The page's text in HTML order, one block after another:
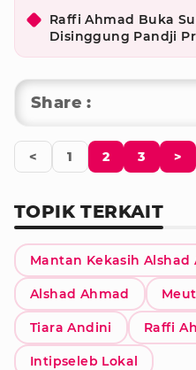
Raffi Ahmad Buka
Disinggung Pandji
Share :
< 1 2 3 >
TOPIK TERKAIT
Mantan Kekasih Alshad
Alshad Ahmad
Tiara Andini Raffi
Intipseleb Lokal